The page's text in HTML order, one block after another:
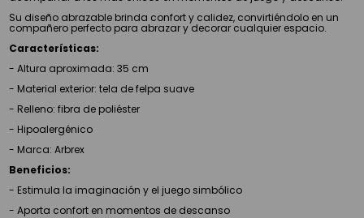
Su diseño abrazable brinda confort y calidez, convirtiéndolo en un
compañero perfecto para abrazar y decorar cualquier espacio.
Características:
- Altura aproximada: 35 cm
- Material exterior: tela de felpa suave
- Relleno: fibra de poliéster
- Hipoalergénico
- Marca: Arbrex
Beneficios:
- Estimula la imaginación y el juego simbólico
- Aporta confort en momentos de descanso